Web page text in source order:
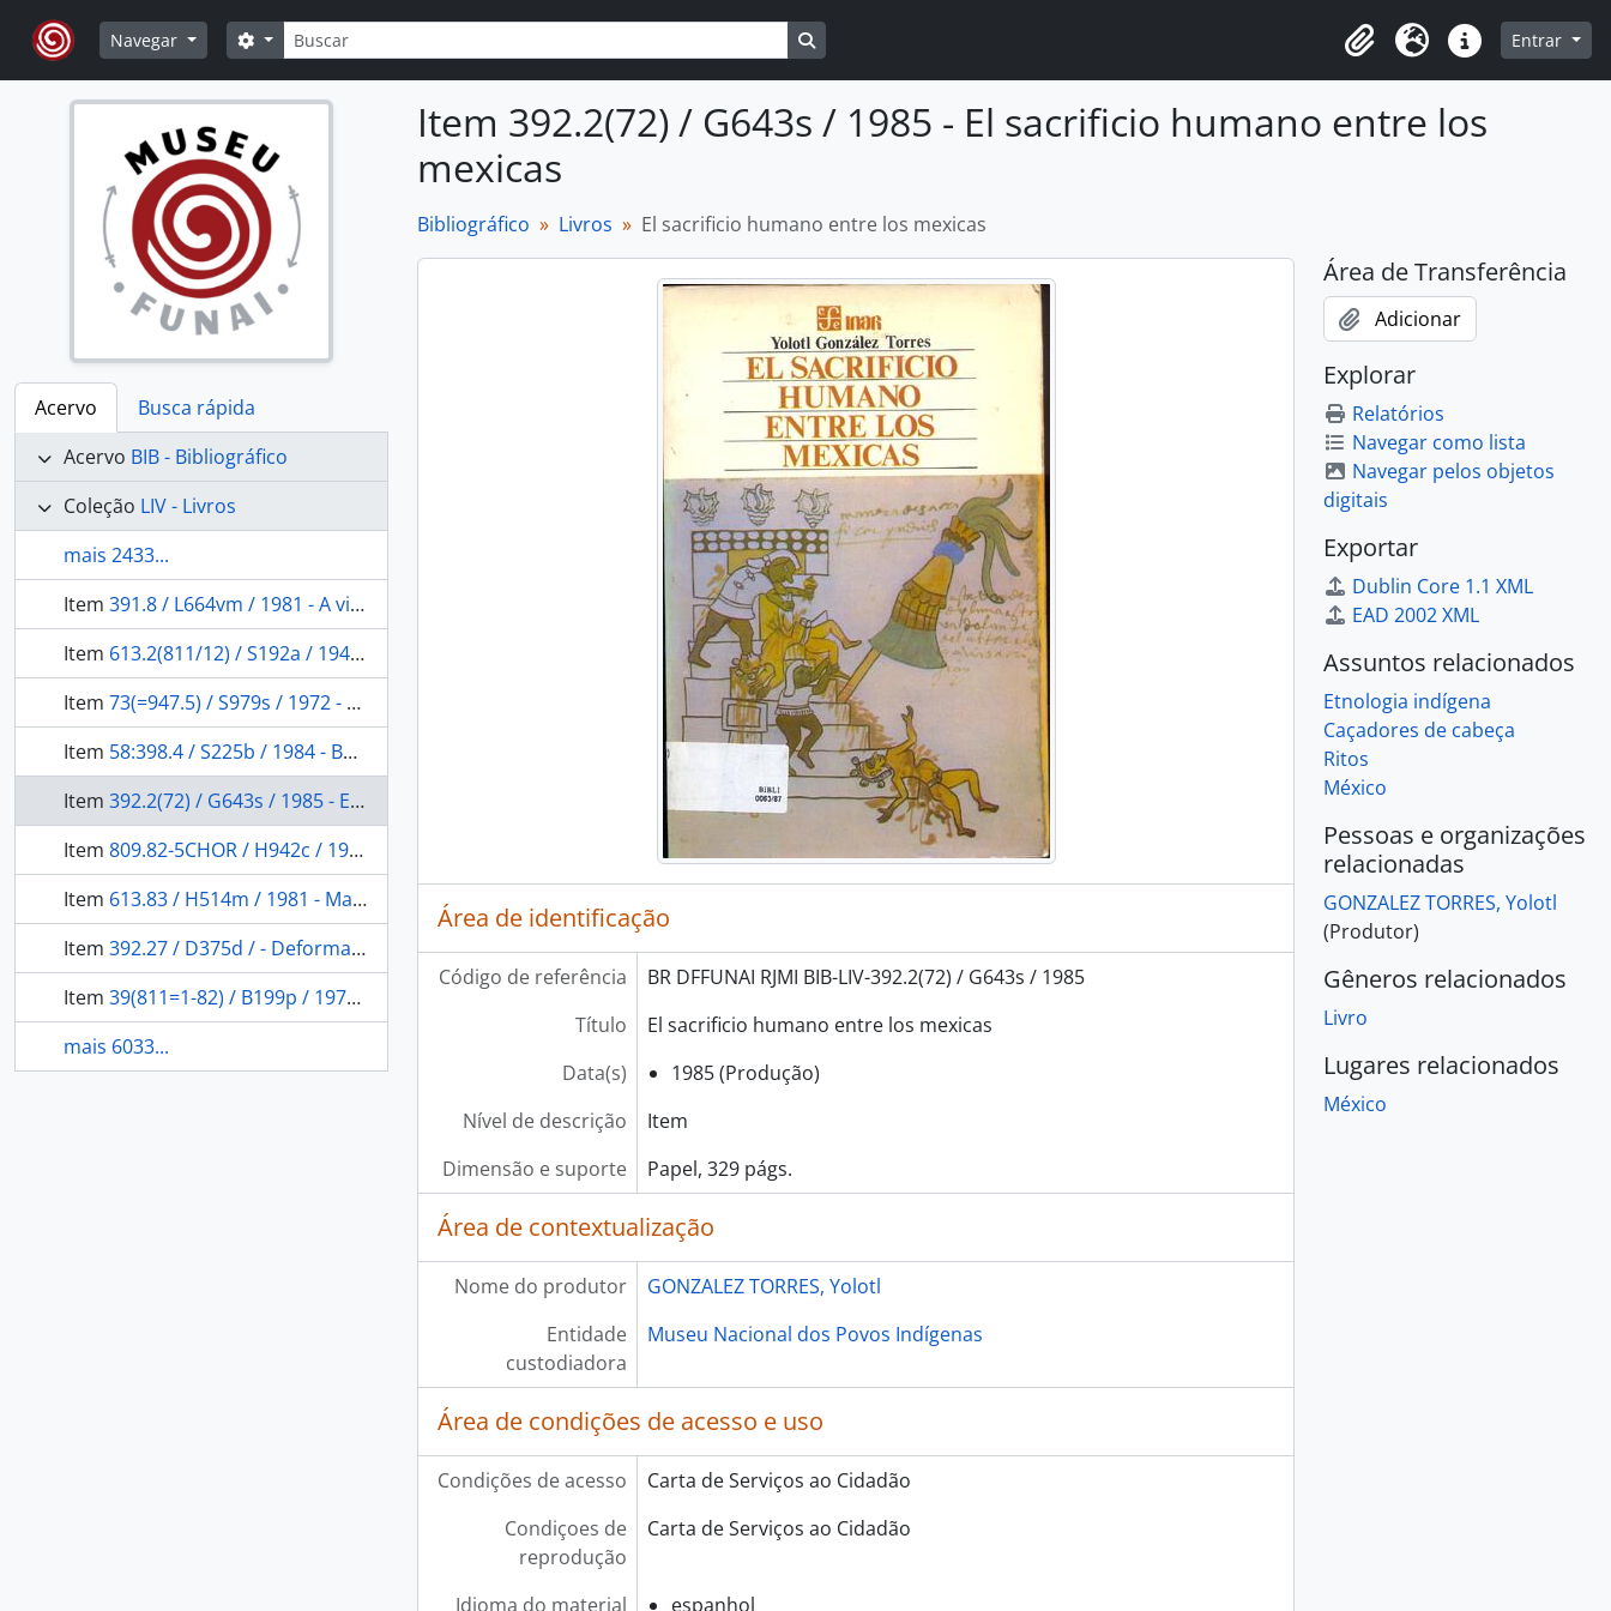
Skip to main content
Navegar
Buscar
Opções de busca
Área de Transferência
Idioma Atalhos Entrar
Acervo
Busca rápida
Acervo BIB - Bibliográfico
Coleção LIV - Livros
mais 2433...
Item 391.8 / L664vm / 1981 - A via das máscaras
Item 613.2(811/12) / S192a / 1944 - A alimentação sertaneja e do interior da Amazônia, onomastica da alimentção rural
Item 73(=947.5) / S979s / 1972 - Sculpture of the eskimo
Item 58:398.4 / S225b / 1984 - Botânica fantástica: as plantas da mitologia, da religião e da magia.
Item 392.2(72) / G643s / 1985 - El sacrificio humano entre los mexicas
Item 809.82-5CHOR / H942c / 1915 - El choroti o yófuaha
Item 613.83 / H514m / 1981 - Mama coca
Item 392.27 / D375d / - Deformaciones intencionalles del cuerpo humano de carácter étnico
Item 39(811=1-82) / B199p / 1978 - Il Problema dei Marginali tra gli indios dell'Amazzonia
mais 6033...
Item 392.2(72) / G643s / 1985 - El sacrificio humano entre los
mexicas
Bibliográfico Livros El sacrificio humano entre los mexicas
Área de identificação
Código de referência
BR DFFUNAI RJMI BIB-LIV-392.2(72) / G643s / 1985
Título
El sacrificio humano entre los mexicas
Data(s)
1985 (Produção)
Nível de descrição
Item
Dimensão e suporte
Papel, 329 págs.
Área de contextualização
Nome do produtor
GONZALEZ TORRES, Yolotl
Entidade
custodiadora
Museu Nacional dos Povos Indígenas
Área de condições de acesso e uso
Condições de acesso
Carta de Serviços ao Cidadão
Condiçoes de
reprodução
Carta de Serviços ao Cidadão
Idioma do material espanhol
Área de Transferência
Adicionar
Explorar
Relatórios
Navegar como lista
Navegar pelos objetos
digitais
Exportar
Dublin Core 1.1 XML
EAD 2002 XML
Assuntos relacionados
Etnologia indígena
Caçadores de cabeça
Ritos
México
Pessoas e organizações
relacionadas
GONZALEZ TORRES, Yolotl
(Produtor)
Gêneros relacionados
Livro
Lugares relacionados
México